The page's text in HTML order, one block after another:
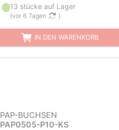
13 stücke auf Lager
(vor 6 Tagen )
IN DEN WARENKORB
PAP-BUCHSEN
PAP0505-P10-KS